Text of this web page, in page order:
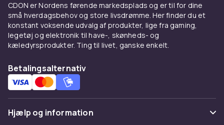
fleece eller dunfyld holder hænderne varme
selv i ekstrem kulde. Tynde ulddvanter er
perfekte til mildere vinterdage.
Læderhandsker giver et elegant og klassisk
lejligheder og daglig pendling.
Sportshandsker er designet til specifikke
beskytter mod kulde og vind og har ofte
vandtæt yderlag. Løbe- og cykelhandsker er
CDON er Nordens førende markedsplads og er til for dine
små hverdagsbehov og store livsdrømme. Her finder du et
konstant voksende udvalg af produkter, lige fra gaming,
legetøj og elektronik til have-, skønheds- og
kæledyrsprodukter. Ting til livet, ganske enkelt.
Betalingsalternativ
Hjælp og information